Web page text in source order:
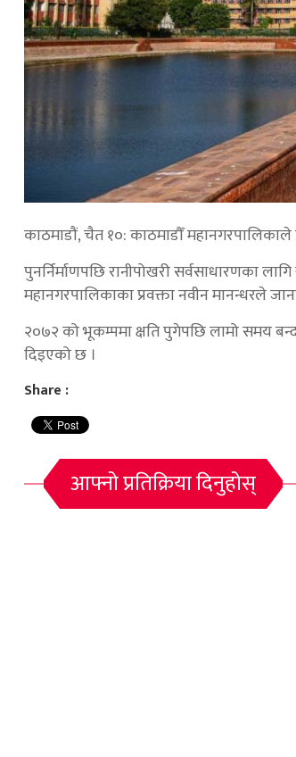
काठमाडौं, चैत १०: काठमाडौँ महानगरपालिकाले
पुनर्निर्माणपछि रानीपोखरी सर्वसाधारणका
महानगरपालिकाका प्रवक्ता नवीन मानन्धरले
२०७२ को भूकम्पमा क्षति पुगेपछि लामो समय
दिइएको छ ।
Share :
आफ्नो प्रतिक्रिया दिनुहोस्